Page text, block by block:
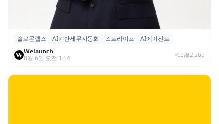
솔로몬랩스, 스트라이프 출신 이창헌 영입…
절세 전략 AI 에이전트 개발 본격화
솔로몬랩스 AI기반세무자동화 스트라이프
AI에이전트
Welaunch
8월 6일 오전 1:34
5 2,265